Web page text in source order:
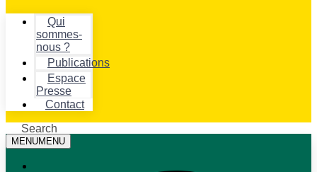
Qui
sommes-
nous ?
Publications
Espace
Presse
Contact
Search
MENUMENU